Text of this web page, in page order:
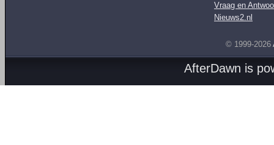
Vraag en
Nieuws2.nl
© 1999-2026
AfterDawn is